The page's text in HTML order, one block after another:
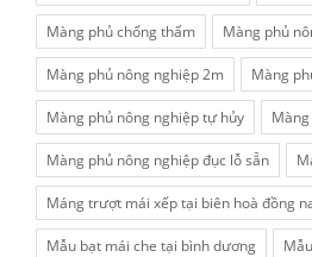
Màng phủ chống thấm Màng phủ
Màng phủ nông nghiệp 2m Màng
Màng phủ nông nghiệp tự hủy
Màng phủ nông nghiệp đục lỗ sẵn
Máng trượt mái xếp tại biên hoà đồng
Mẫu bạt mái che tại bình dương